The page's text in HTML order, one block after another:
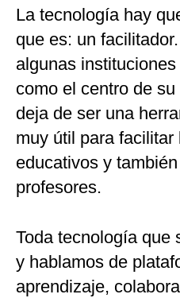
La tecnología hay
que es: un
algunas
como el centro de
deja de ser una
muy útil para facilitar
educativos y
profesores.
Toda tecnología que
y hablamos de
aprendizaje,